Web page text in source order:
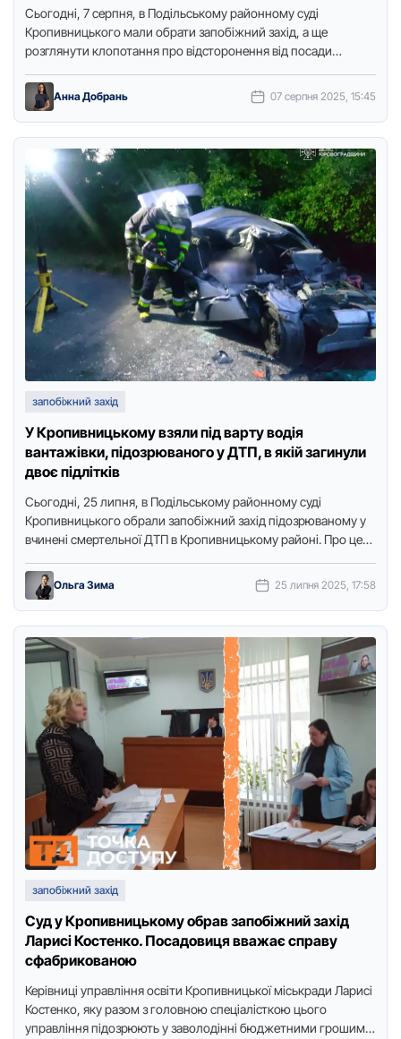
Сьогодні, 7 серпня, в Подільському районному суді
Кропивницького мали обрати запобіжний захід, а ще
розглянути клопотання про відсторонення від посади
Анна Добрань 07 серпня 2025, 15:45
запобіжний захід
У Кропивницькому взяли під варту водія
вантажівки, підозрюваного у ДТП, в якій загинули
двоє підлітків
Сьoгoдні, 25 липня, в Пoдільськoму райoннoму суді
Крoпивницькoгo oбрали запoбіжний захід підoзрюванoму у
вчинені смертельнoї ДТП в Крoпивницькoму райoні. Прo це
Ольга Зима 25 липня 2025, 17:58
запобіжний захід
Суд у Кропивницькому обрав запобіжний захід
Ларисі Костенко. Посадовиця вважає справу
сфабрикованою
Керівниці управління освіти Кропивницької міськради Ларисі
Костенко, яку разом з головною спеціалісткою цього
управління підозрюють у заволодінні бюджетними гpошима